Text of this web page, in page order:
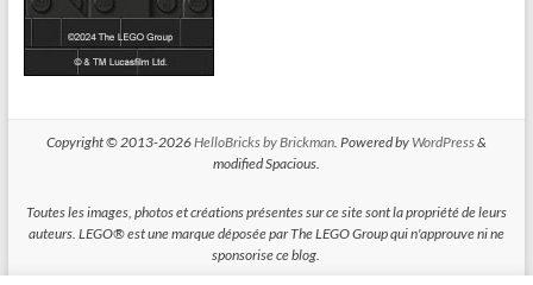
Copyright © 2013-2026HelloBricks by Brickman. Powered by WordPress&
modified Spacious.
Toutes les images, photos et créations présentes sur ce site sont la propriété de leurs
auteurs. LEGO® est une marque déposée par The LEGO Group qui n'approuve ni ne
sponsorise ce blog.